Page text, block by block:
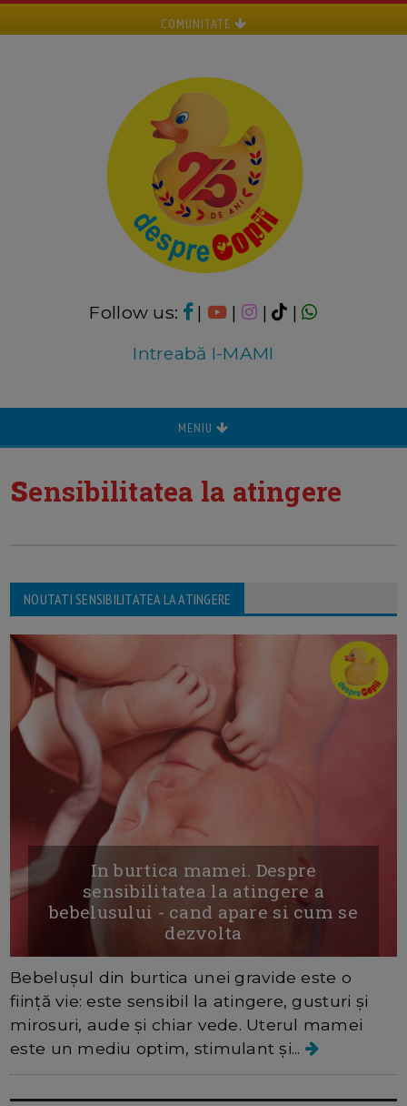
COMUNITATE
Follow us: | | |
|
Intreabă I-MAMI
MENIU
sensibilitatea la atingere
NOUTATI SENSIBILITATEA LA ATINGERE
In burtica mamei. Despre
sensibilitatea la atingere a
bebelusului - cand apare si cum se
dezvolta
Bebelușul din burtica unei gravide este o
ființă vie: este sensibil la atingere, gusturi și
mirosuri, aude și chiar vede. Uterul mamei
este un mediu optim, stimulant și...